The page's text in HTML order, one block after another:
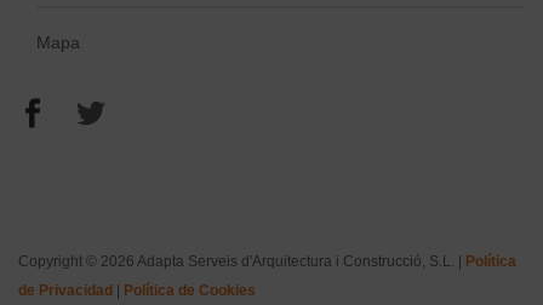
Mapa
Copyright © 2026 Adapta Serveis d'Arquitectura i Construcció, S.L. |
Política
de Privacidad
Política de Cookies